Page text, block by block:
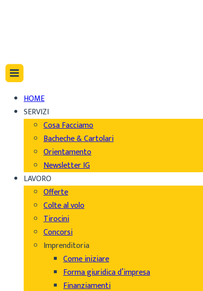
HOME
SERVIZI
Cosa Facciamo
Bacheche & Cartolari
Orientamento
Newsletter IG
LAVORO
Offerte
Colte al volo
Tirocini
Concorsi
Imprenditoria
Come iniziare
Forma giuridica d’impresa
Finanziamenti